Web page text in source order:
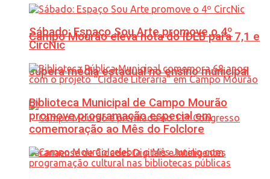
Campo Mourão eleva nota do IDEB para 7,1 e
supera média estadual no ensino municipal
Sábado: Espaço Sou Arte promove o 4º
CircNic
Biblioteca Municipal de Campo Mourão
promove programação especial em
comemoração ao Mês do Folclore